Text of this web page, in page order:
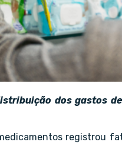
dos gastos
registrou